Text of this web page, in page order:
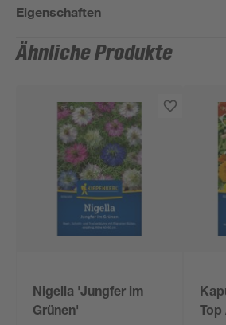
Eigenschaften
Ähnliche Produkte
Nigella 'Jungfer im
Grünen'